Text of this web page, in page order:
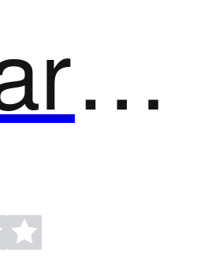
ChartCube 图表魔方